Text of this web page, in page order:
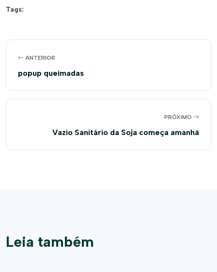
Tags:
ANTERIOR
popup queimadas
PRÓXIMO
Vazio Sanitário da Soja começa amanhã
Leia também